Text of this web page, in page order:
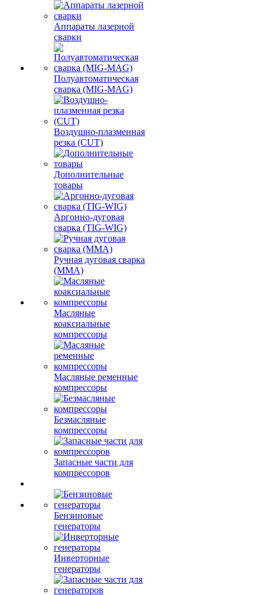
Аппараты лазерной
сварки
Полуавтоматическая
сварка (MIG-MAG)
Воздушно-плазменная
резка (CUT)
Дополнительные
товары
Аргонно-дуговая
сварка (TIG-WIG)
Ручная дуговая сварка
(MMA)
Масляные
коаксиальные
компрессоры
Масляные ременные
компрессоры
Безмасляные
компрессоры
Запасные части для
компрессоров
Бензиновые
генераторы
Инверторные
генераторы